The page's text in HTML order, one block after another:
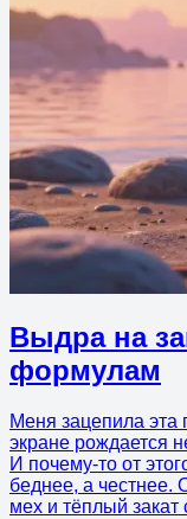
Выдра на
формулам
Меня зацепила эта
экране рождается
И почему-то от
беднее, а честнее.
мех и тёплый